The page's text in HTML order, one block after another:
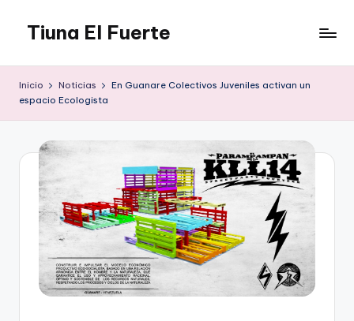
contenido
Tiuna El Fuerte
Espacio
para
Caracas,
Teatro,
Estudio
Grabación,
Anfiteatros,
Acrobacia,
DanceHall,
Investigación,
Inicio Noticias
En Guanare Colectivos Juveniles activan un
espacio Ecologista